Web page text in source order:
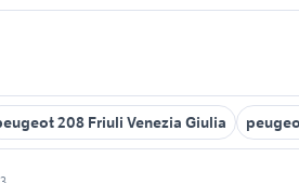
208 Friuli Venezia Giulia